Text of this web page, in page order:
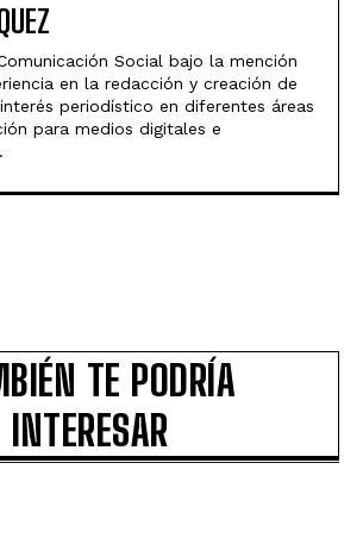
Social bajo la mención
en la redacción y creación de
periodístico en diferentes áreas
para medios digitales e
TE PODRÍA
INTERESAR